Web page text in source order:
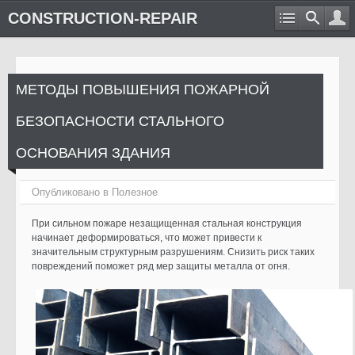
CONSTRUCTION-REPAIR
МЕТОДЫ ПОВЫШЕНИЯ ПОЖАРНОЙ
БЕЗОПАСНОСТИ СТАЛЬНОГО
ОСНОВАНИЯ ЗДАНИЯ
Опубликовано в Полезное
При сильном пожаре незащищенная стальная конструкция
начинает деформироваться, что может привести к
значительным структурным разрушениям. Снизить риск таких
повреждений поможет ряд мер защиты металла от огня.